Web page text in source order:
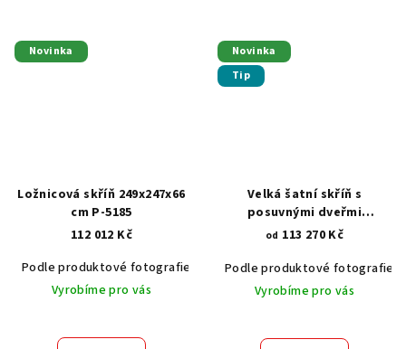
Novinka
Ložnicová skříň 249x247x66
cm P-5185
112 012 Kč
Podle produktové fotografie
Akát vintage BT1551
Dub světlý
Vyrobíme pro vás
Novinka
Tip
Velká šatní skříň s
posuvnými dveřmi
249x247x66 cm P-5151
od 113 270 Kč
Podle produktové fotografie
Vyrobíme pro vás